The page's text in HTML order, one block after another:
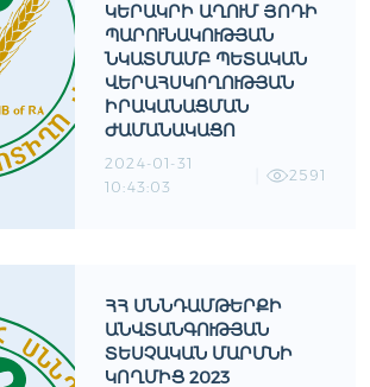
ԿԵՐԱԿՐԻ ԱՂՈՒՄ ՅՈԴԻ
ՊԱՐՈՒՆԱԿՈՒԹՅԱՆ
ՆԿԱՏՄԱՄԲ ՊԵՏԱԿԱՆ
ՎԵՐԱՀՍԿՈՂՈՒԹՅԱՆ
ԻՐԱԿԱՆԱՑՄԱՆ
ԺԱՄԱՆԱԿԱՑՈ
2024-01-31
10:43:03
2591
ՀՀ ՍՆՆԴԱՄԹԵՐՔԻ
ԱՆՎՏԱՆԳՈՒԹՅԱՆ
ՏԵՍՉԱԿԱՆ ՄԱՐՄՆԻ
ԿՈՂՄԻՑ 2023